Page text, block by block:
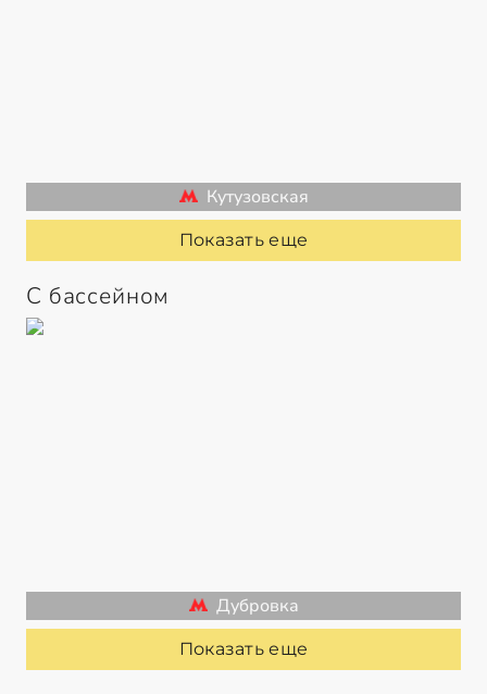
Кутузовская
Показать еще
С бассейном
Дубровка
Показать еще